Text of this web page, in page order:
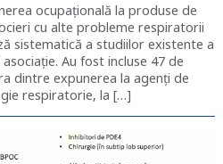
ocupațională la produse de
cu alte probleme respiratorii
sistematică a studiilor existente a
Au fost incluse 47 de
dintre expunerea la agenți de
respiratorie, la […]